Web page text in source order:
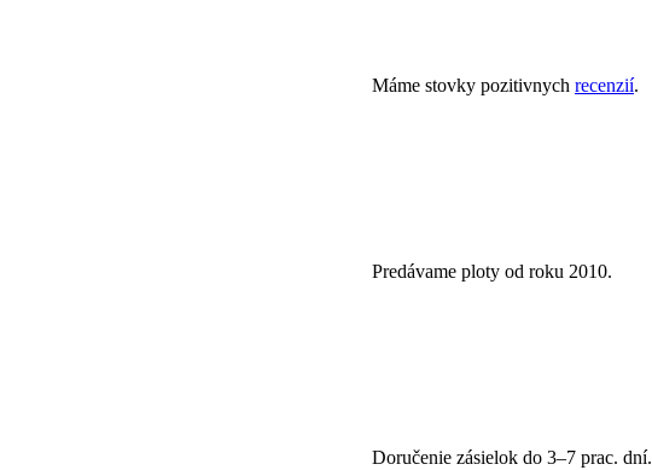
Máme stovky pozitivnych recenzií.
Predávame ploty od roku 2010.
Doručenie zásielok do 3–7 prac. dní.